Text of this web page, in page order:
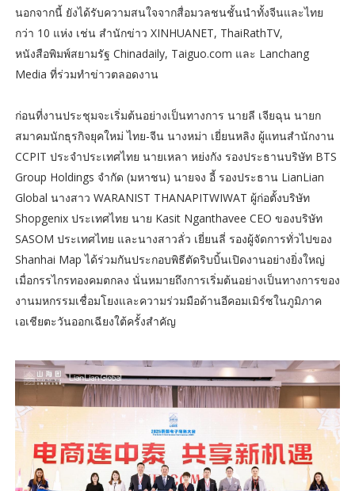
นอกจากนี้ ยังได้รับความสนใจจากสื่อมวลชนชั้นนำทั้งจีนและไทย
กว่า 10 แห่ง เช่น สำนักข่าว XINHUANET, ThaiRathTV,
หนังสือพิมพ์สยามรัฐ Chinadaily, Taiguo.com และ Lanchang
Media ที่ร่วมทำข่าวตลอดงาน
ก่อนที่งานประชุมจะเริ่มต้นอย่างเป็นทางการ นายลี เจียฉุน นายก
สมาคมนักธุรกิจยุคใหม่ ไทย-จีน นางหม่า เยี่ยนหลิง ผู้แทนสำนักงาน
CCPIT ประจำประเทศไทย นายเหลา หย่งกัง รองประธานบริษัท BTS
Group Holdings จำกัด (มหาชน) นายจง อี้ รองประธาน LianLian
Global นางสาว WARANIST THANAPITWIWAT ผู้ก่อตั้งบริษัท
Shopgenix ประเทศไทย นาย Kasit Nganthavee CEO ของบริษัท
SASOM ประเทศไทย และนางสาวลั่ว เยี่ยนลี่ รองผู้จัดการทั่วไปของ
Shanhai Map ได้ร่วมกันประกอบพิธีตัดริบบิ้นเปิดงานอย่างยิ่งใหญ่
เมื่อกรรไกรทองคมตกลง นั่นหมายถึงการเริ่มต้นอย่างเป็นทางการของ
งานมหกรรมเชื่อมโยงและความร่วมมือด้านอีคอมเมิร์ซในภูมิภาค
เอเชียตะวันออกเฉียงใต้ครั้งสำคัญ